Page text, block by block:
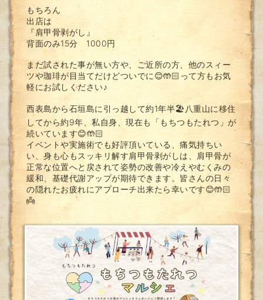
もちろん
出店は
『肩甲骨剥がし』
背面のみ15分 1000円
まだ試された事が無い方や、ご近所の方、他のスィー
ツや珈琲が目当てだけどついでに😊🤲🏻って方もお気
軽にお試しください♪
西表島から石垣島に引っ越して約1年半🏖️八重山に移住
してから約9年、私自身、現在も「もちつもたれつ」が
続いています😊🤲🏻
イベントや実施術でも好評頂いている、痛気持ちい
い、身も心もスッキリ解す肩甲骨剥がしは、肩甲骨が
正常な位置へと戻されて姿勢の改善や冷えやむくみの
緩和、基礎代謝アップが期待できます。皆さんの日々
の隠れたお疲れにアプローチ出来たら幸いです😊🤲🏻
👼